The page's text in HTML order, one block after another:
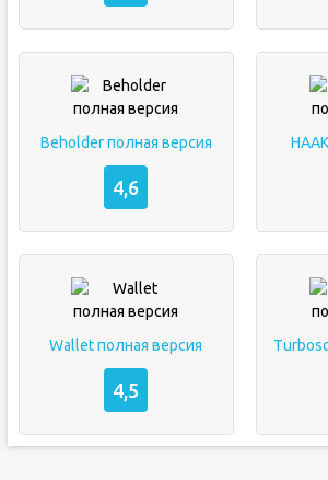
Beholder полная версия
4,6
Wallet полная версия
4,5